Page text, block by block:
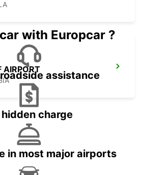
AIRPORT
with Europcar ?
assistance
hidden charge
in most major airports